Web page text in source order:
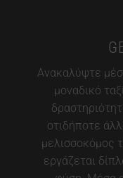
Ανακαλύψτε
μοναδικό
οτιδήποτε
μελισσοκόμος
εργάζεται